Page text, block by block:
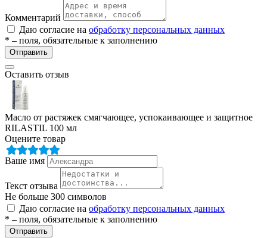
Комментарий
Даю согласие на обработку персональных данных
* – поля, обязательные к заполнению
Отправить
Оставить отзыв
Масло от растяжек смягчающее, успокаивающее и защитное
RILASTIL 100 мл
Оцените товар
Ваше имя
Текст отзыва
Не больше 300 символов
Даю согласие на обработку персональных данных
* – поля, обязательные к заполнению
Отправить